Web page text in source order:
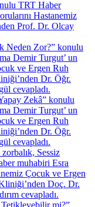
TRT Haber
Hastanemiz
Prof. Dr. Olcay
Neden Zor?” konulu
Demir Turgut’ un
ve Ergen Ruh
Dr. Öğr.
cevapladı.
Zekâ” konulu
Demir Turgut’ un
ve Ergen Ruh
Dr. Öğr.
cevapladı.
Sessiz
muhabiri Esra
Çocuk ve Ergen
Kliniği’nden Doç. Dr.
cevapladı.
Tetikleyebilir mi?”